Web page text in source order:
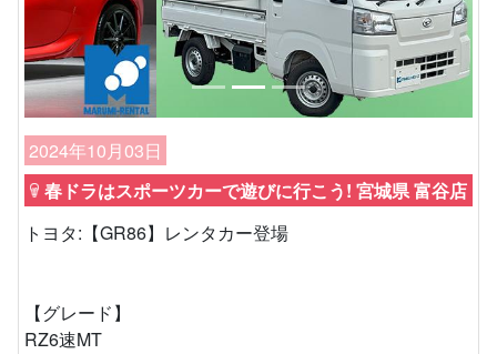
2024年10月03日
春ドラはスポーツカーで遊びに行こう! 宮城県 富谷店
トヨタ:【GR86】レンタカー登場
【グレード】
RZ6速MT